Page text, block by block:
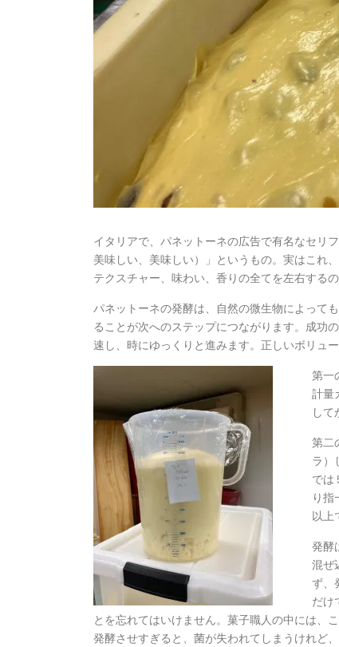
イタリアで、パネットーネの広告で有名なセリ
美味しい、美味しい）」というもの。実はこれ
テクスチャー、味わい、香りの全てを左右するの
パネットーネの発酵は、自然の微生物によって
ることが次へのステップにつながります。成功
速し、時にゆっくりと進みます。正しいボリュ
第一
計量
して
第二
ラ）
では
り
以上
発酵
混ぜ
ず、
だけ
とを忘れてはいけません。菓子職人の中には、
発酵させすぎると、菌が失われてしまうけれど